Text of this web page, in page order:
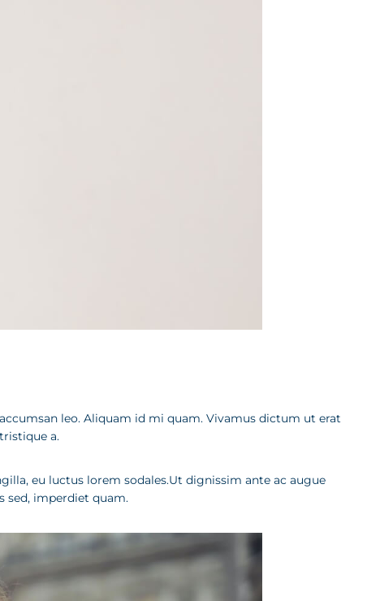
leo. Aliquam id mi quam. Vivamus dictum ut erat
a.
eu luctus lorem sodales.Ut dignissim ante ac augue
sed, imperdiet quam.